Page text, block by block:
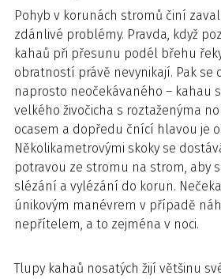
Pohyb v korunách stromů činí
zdánlivé problémy. Pravda, když
kahaů při přesunu podél břehu
obratností právě nevynikají. Pak se
naprosto neočekávaného – kahau
velkého živočicha s roztaženýma
ocasem a dopředu čnící hlavou je
Několikametrovými skoky se
potravou ze stromu na strom, aby
slézání a vylézání do korun.
únikovým manévrem v případě
nepřítelem, a to zejména v noci.
Tlupy kahaů nosatých žijí většinu